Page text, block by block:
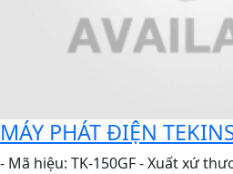
MÁY PHÁT ĐIỆN
- Mã hiệu: TK-150GF - Xuất xứ